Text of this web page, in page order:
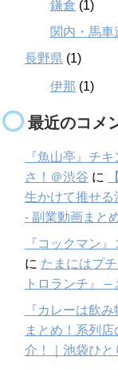
鎌倉 (1)
関内・馬車
長野県 (1)
伊那 (1)
最近のコメ
『魚山亭』チ
さ！＠渋谷 に
生かけて推せる
- 副業動画まと
『コックマン
に たまにはプ
トロランチ』
『カレーは飲
まとめ！系列
介！｜池袋ひと